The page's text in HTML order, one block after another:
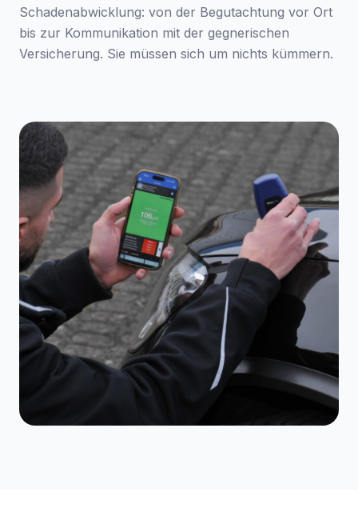
Schadenabwicklung: von der Begutachtung vor Ort
bis zur Kommunikation mit der gegnerischen
Versicherung. Sie müssen sich um nichts kümmern.